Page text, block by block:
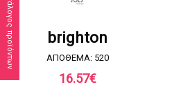
Κατάλογος προϊόντων brighton
ΑΠΟΘΕΜΑ: 520
16.57€